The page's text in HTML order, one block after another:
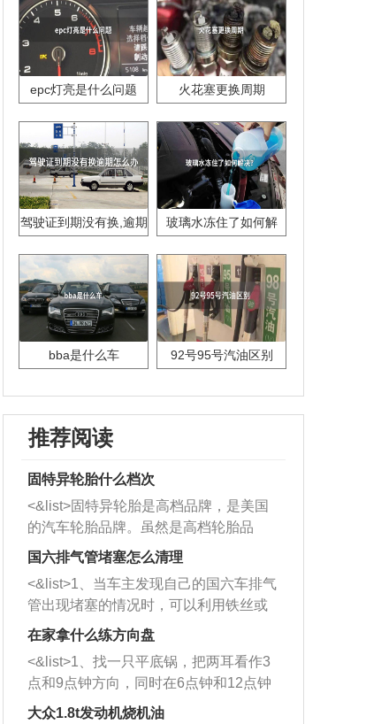
epc灯亮是什么问题 火花塞更换周期
驾驶证到期没有换,逾期
玻璃水冻住了如何解
bba是什么车 92号95号汽油区别
推荐阅读
固特异轮胎什么档次
<&list>固特异轮胎是高档品牌，是美国
的汽车轮胎品牌。虽然是高档轮胎品
牌，但是中高低端的轮胎都有生产，这
也是为了更好的开拓市场。
国六排气管堵塞怎么清理
<&list>1、当车主发现自己的国六车排气
管出现堵塞的情况时，可以利用铁丝或
者是细棍，直接将杂物给取出来，如果
堵塞情况比较严重，也可以采取应急措
施。 <&list>2、直接利用木棍将所有的
杂物推到排气管里面的位置处，然后将
三元催化器拆解开，就可以将堵塞的东
在家拿什么练方向盘
<&list>1、找一只平底锅，把两耳看作3
点和9点钟方向，同时在6点钟和12点钟
方向做一个标记。 <&list>2、双手握住
大众1.8t发动机烧机油